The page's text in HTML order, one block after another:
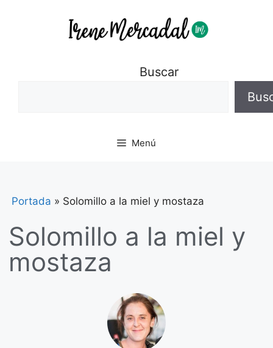
Buscar
Menú
Portada » Solomillo a la miel y mostaza
Solomillo a la miel y
mostaza